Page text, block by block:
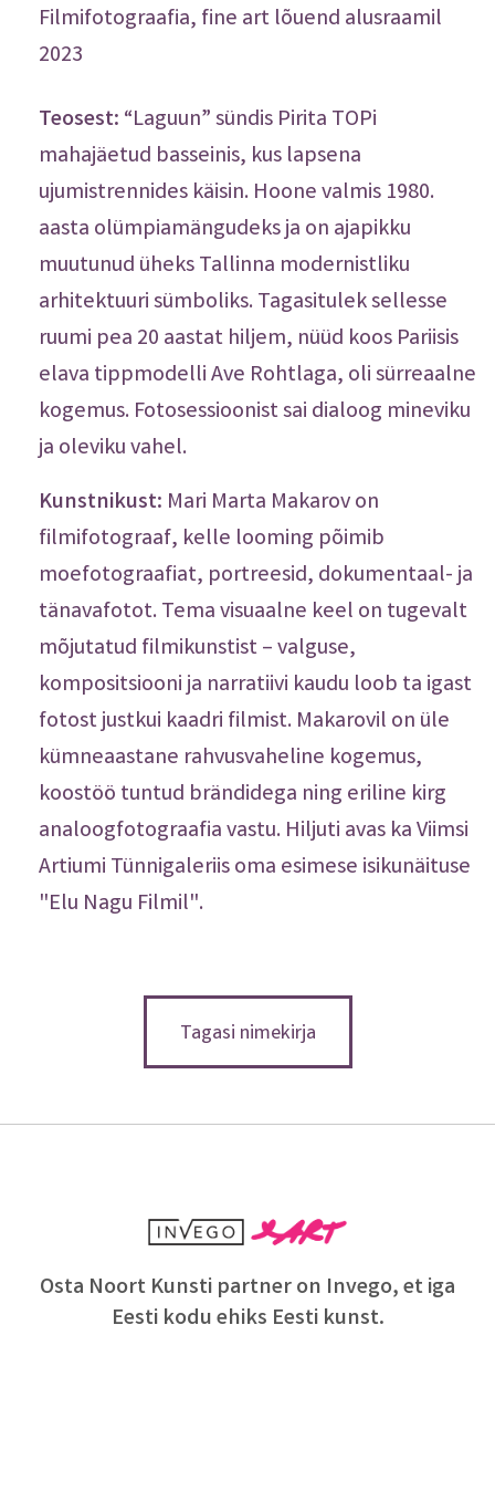
Filmifotograafia, fine art lõuend alusraamil
2023
Teosest: “Laguun” sündis Pirita TOPi
mahajäetud basseinis, kus lapsena
ujumistrennides käisin. Hoone valmis 1980.
aasta olümpiamängudeks ja on ajapikku
muutunud üheks Tallinna modernistliku
arhitektuuri sümboliks. Tagasitulek sellesse
ruumi pea 20 aastat hiljem, nüüd koos Pariisis
elava tippmodelli Ave Rohtlaga, oli sürreaalne
kogemus. Fotosessioonist sai dialoog mineviku
ja oleviku vahel.
Kunstnikust: Mari Marta Makarov on
filmifotograaf, kelle looming põimib
moefotograafiat, portreesid, dokumentaal- ja
tänavafotot. Tema visuaalne keel on tugevalt
mõjutatud filmikunstist – valguse,
kompositsiooni ja narratiivi kaudu loob ta igast
fotost justkui kaadri filmist. Makarovil on üle
kümneaastane rahvusvaheline kogemus,
koostöö tuntud brändidega ning eriline kirg
analoogfotograafia vastu. Hiljuti avas ka Viimsi
Artiumi Tünnigaleriis oma esimese isikunäituse
"Elu Nagu Filmil".
Tagasi nimekirja
Osta Noort Kunsti partner on Invego, et iga
Eesti kodu ehiks Eesti kunst.